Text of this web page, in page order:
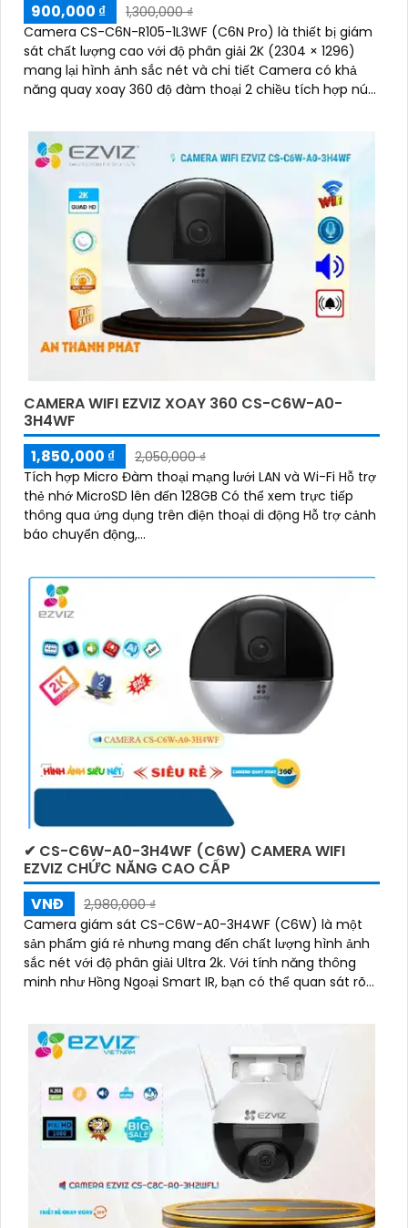
900,000 ₫
1,300,000 ₫
Camera CS-C6N-R105-1L3WF (C6N Pro) là thiết bị giám
sát chất lượng cao với độ phân giải 2K (2304 × 1296)
mang lại hình ảnh sắc nét và chi tiết Camera có khả
năng quay xoay 360 độ đàm thoại 2 chiều tích hợp nút
xa Ngoài ra camera còn được trang bị công nghệ phát
hiện chuyển động thông minh tăng cường an ninh cho
không gian của bạn. Loại Camera quan sát Wifi Không
Dây CS-C6N-R105-1L3WF 3
CAMERA WIFI EZVIZ XOAY 360 CS-C6W-A0-
3H4WF
1,850,000 ₫
2,050,000 ₫
Tích hợp Micro Đàm thoại mạng lưới LAN và Wi-Fi Hỗ trợ
thẻ nhớ MicroSD lên đến 128GB Có thể xem trực tiếp
thông qua ứng dụng trên điện thoại di động Hỗ trợ cảnh
báo chuyển động,...
✔ CS-C6W-A0-3H4WF (C6W) CAMERA WIFI
EZVIZ CHỨC NĂNG CAO CẤP
VNĐ
2,980,000 ₫
Camera giám sát CS-C6W-A0-3H4WF (C6W) là một
sản phẩm giá rẻ nhưng mang đến chất lượng hình ảnh
sắc nét với độ phân giải Ultra 2k. Với tính năng thông
minh như Hồng Ngoại Smart IR, bạn có thể quan sát rõ